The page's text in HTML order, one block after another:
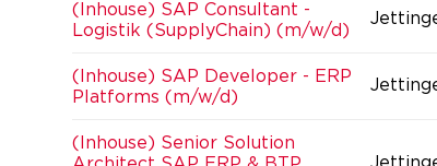
(Inhouse) SAP Consultant -
Logistik (SupplyChain) (m/w/d)
(Inhouse) SAP Developer - ERP
Platforms (m/w/d)
(Inhouse) Senior Solution